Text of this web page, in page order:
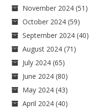
November 2024 (51)
October 2024 (59)
September 2024 (40)
August 2024 (71)
July 2024 (65)
June 2024 (80)
May 2024 (43)
April 2024 (40)